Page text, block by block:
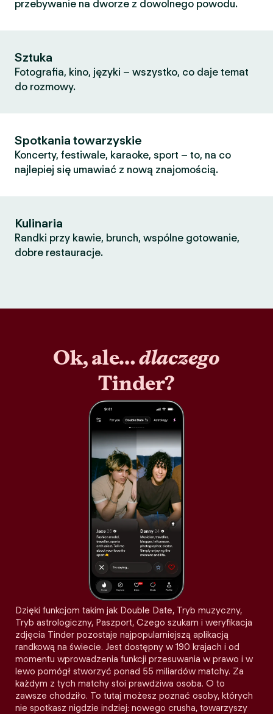
przebywanie na dworze z dowolnego powodu.
Sztuka
Fotografia, kino, języki – wszystko, co daje temat
do rozmowy.
Spotkania towarzyskie
Koncerty, festiwale, karaoke, sport – to, na co
najlepiej się umawiać z nową znajomością.
Kulinaria
Randki przy kawie, brunch, wspólne gotowanie,
dobre restauracje.
Ok, ale…dlaczego
Tinder?
Dzięki funkcjom takim jak Double Date, Tryb muzyczny,
Tryb astrologiczny, Paszport, Czego szukam i weryfikacja
zdjęcia Tinder pozostaje najpopularniejszą aplikacją
randkową na świecie. Jest dostępny w 190 krajach i od
momentu wprowadzenia funkcji przesuwania w prawo i w
lewo pomógł stworzyć ponad 55 miliardów matchy. Za
każdym z tych matchy stoi prawdziwa osoba. O to
zawsze chodziło. To tutaj możesz poznać osoby, których
nie spotkasz nigdzie indziej: nowego crusha, towarzyszy